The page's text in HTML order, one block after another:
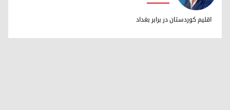
دکتر ابراهیم خالد
اقلیم کوردستان در برابر بغداد